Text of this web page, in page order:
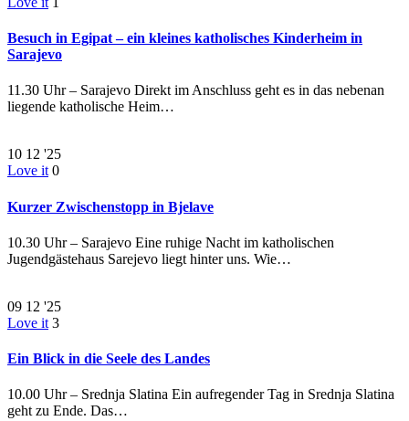
Besuch in Egipat – ein kleines katholisches Kinderheim in
Sarajevo
11.30 Uhr – Sarajevo Direkt im Anschluss geht es in das nebenan
liegende katholische Heim…
10 12 '25
Love it 0
Kurzer Zwischenstopp in Bjelave
10.30 Uhr – Sarajevo Eine ruhige Nacht im katholischen
Jugendgästehaus Sarejevo liegt hinter uns. Wie…
09 12 '25
Love it 3
Ein Blick in die Seele des Landes
10.00 Uhr – Srednja Slatina Ein aufregender Tag in Srednja Slatina
geht zu Ende. Das…